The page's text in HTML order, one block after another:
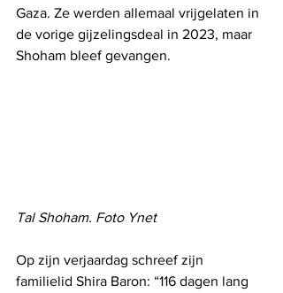
Gaza. Ze werden allemaal vrijgelaten in
de vorige gijzelingsdeal in 2023, maar
Shoham bleef gevangen.
Tal Shoham. Foto Ynet
Op zijn verjaardag schreef zijn
familielid Shira Baron: “116 dagen lang